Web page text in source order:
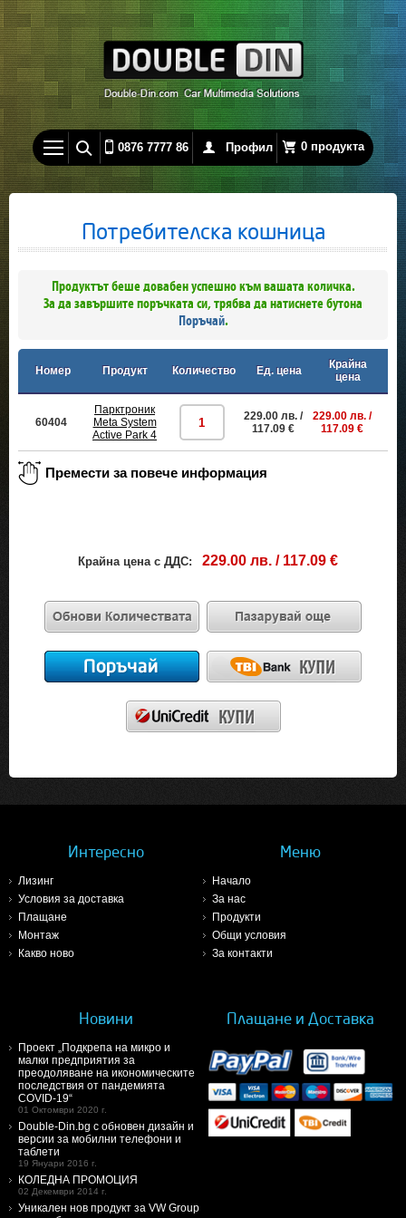
0876 7777 86 Профил 0 продукта
Потребителска кошница
Продуктът беше довабен успешно към вашата количка.
За да завършите поръчката си, трябва да натиснете бутона
Поръчай.
Номер Продукт Количество Ед. цена
Крайна
цена
60404
Парктроник
Meta System
Active Park 4
229.00 лв. /
117.09 €
229.00 лв. /
117.09 €
Крайна цена с ДДС: 229.00 лв. / 117.09 €
Интересно
Лизинг
Условия за доставка
Плащане
Монтаж
Какво ново
Меню
Начало
За нас
Продукти
Общи условия
За контакти
Новини
Проект „Подкрепа на микро и
малки предприятия за
преодоляване на икономическите
последствия от пандемията
COVID-19“
01 Октомври 2020 г.
Double-Din.bg с обновен дизайн и
версии за мобилни телефони и
таблети
19 Януари 2016 г.
КОЛЕДНА ПРОМОЦИЯ
02 Декември 2014 г.
Уникален нов продукт за VW Group
Плащане и Доставка